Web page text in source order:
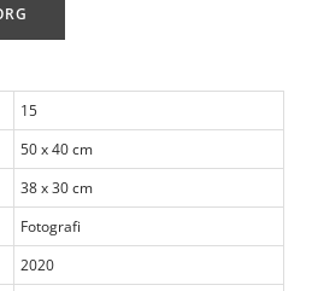
15
50 x 40 cm
38 x 30 cm
Fotografi
2020